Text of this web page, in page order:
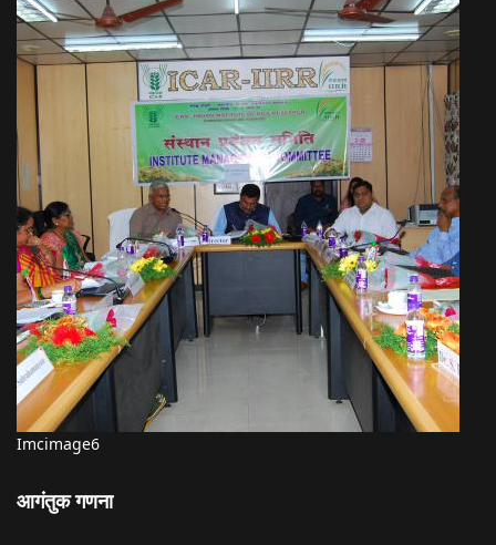
Imcimage6
आगंतुक गणना